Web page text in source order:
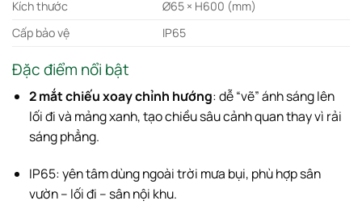
Kích thước
Ø65 × H600 (mm)
Cấp bảo vệ
IP65
Đặc điểm nổi bật
2 mắt chiếu xoay chỉnh hướng: dễ “vẽ” ánh sáng lên
lối đi và mảng xanh, tạo chiều sâu cảnh quan thay vì rải
sáng phẳng.
IP65: yên tâm dùng ngoài trời mưa bụi, phù hợp sân
vườn – lối đi – sân nội khu.